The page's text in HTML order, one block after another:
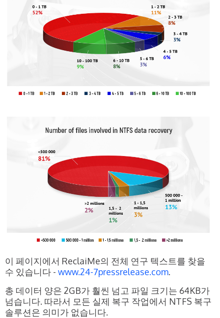
이 페이지에서 ReclaiMe의 전체 연구 텍스트를 찾을
수 있습니다 - www.24-7pressrelease.com.
총 데이터 양은 2GB가 훨씬 넘고 파일 크기는 64KB가
넘습니다. 따라서 모든 실제 복구 작업에서 NTFS 복구
솔루션은 의미가 없습니다.